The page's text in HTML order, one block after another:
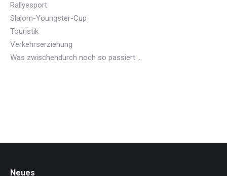
Rallyesport
Slalom-Youngster-Cup
Touristik
Verkehrserziehung
Was zwischendurch noch so passiert …
Neues